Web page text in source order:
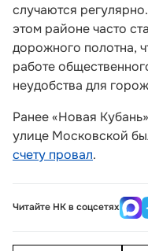
случаются
этом районе часто
дорожного полотна,
работе
неудобства для
Ранее «Новая
улице Московской
счету провал.
Читайте НК в соцсетях